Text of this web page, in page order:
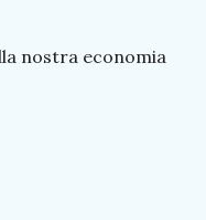
nostra economia